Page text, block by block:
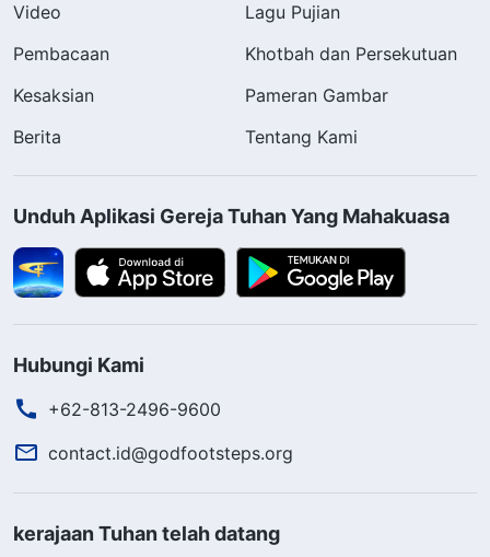
Video
Lagu Pujian
Pembacaan
Khotbah dan Persekutuan
Kesaksian
Pameran Gambar
Berita
Tentang Kami
Unduh Aplikasi Gereja Tuhan Yang Mahakuasa
Hubungi Kami
+62-813-2496-9600
contact.id@godfootsteps.org
kerajaan Tuhan telah datang